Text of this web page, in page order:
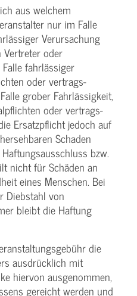
aus welchem
nur im Falle
Verursachung
Vertreter oder
fahrlässiger
oder vertrags­
grober Fahrlässigkeit,
oder vertrags­
Ersatzpflicht jedoch auf
Schaden
bzw.
nicht für Schäden an
eines Menschen. Bei
Diebstahl von
bleibt die Haftung
die
ausdrücklich mit
hiervon ausgenommen,
gereicht werden und